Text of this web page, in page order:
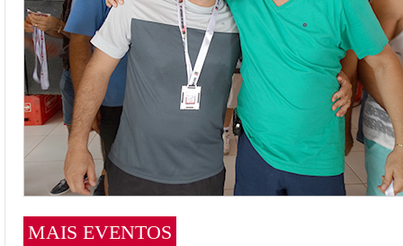
MAIS EVENTOS